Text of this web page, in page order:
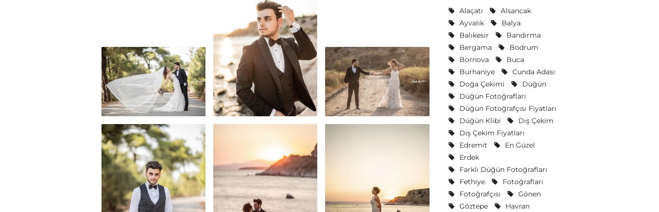
Alaçatı
Alsancak
Ayvalık
Balya
Balıkesir
Bandırma
Bergama
Bodrum
Bornova
Buca
Burhaniye
Cunda Adası
Doğa Çekimi
Düğün
Düğün Fotoğrafları
Düğün Fotoğrafçısı Fiyatları
Düğün Klibi
Dış Çekim
Dış Çekim Fiyatları
Edremit
En Güzel
Erdek
Farklı Düğün Fotoğrafları
Fethiye
Fotoğrafları
Fotoğrafçısı
Gönen
Göztepe
Havran